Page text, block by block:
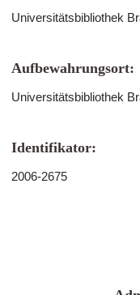
Universitätsbibliothek
Aufbewahrungsort:
Universitätsbibliothek
Identifikator:
2006-2675